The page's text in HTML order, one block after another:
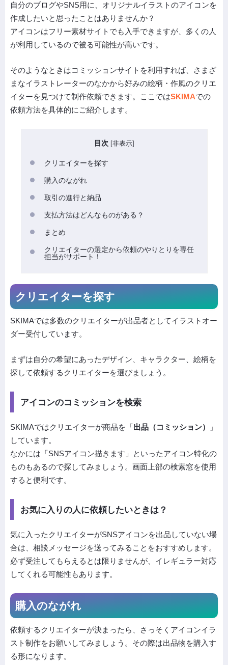
自分のブログやSNS用に、オリジナルイラストのアイコンを
作成したいと思ったことはありませんか？
アイコンはフリー素材サイトでも入手できますが、多くの人
が利用しているので被る可能性が高いです。
そのようなときはコミッションサイトを利用すれば、さまざ
まなイラストレーターのなかから好みの絵柄・作風のクリエ
イターを見つけて制作依頼できます。ここではSKIMAでの
依頼方法を具体的にご紹介します。
目次 [非表示]
クリエイターを探す
購入のながれ
取引の進行と納品
支払方法はどんなものがある？
まとめ
クリエイターの選定から依頼のやりとりを専任
担当がサポート！
クリエイターを探す
SKIMAでは多数のクリエイターが出品者としてイラストオー
ダー受付しています。
まずは自分の希望にあったデザイン、キャラクター、絵柄を
探して依頼するクリエイターを選びましょう。
アイコンのコミッションを検索
SKIMAではクリエイターが商品を「 出品（コミッション）
」
しています。
なかには「SNSアイコン描きます」といったアイコン特化の
ものもあるので探してみましょう。画面上部の検索窓を使用
すると便利です。
お気に入りの人に依頼したいときは？
気に入ったクリエイターがSNSアイコンを出品していない場
合は、相談メッセージを送ってみることをおすすめします。
必ず受注してもらえるとは限りませんが、イレギュラー対応
してくれる可能性もあります。
購入のながれ
依頼するクリエイターが決まったら、さっそくアイコンイラ
スト制作をお願いしてみましょう。その際は出品物を購入す
る形になります。